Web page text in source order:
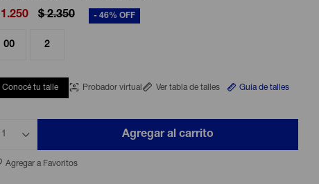
1.250 $ 2.350 46
00 2
Conocé tu talle Probador virtual Ver tabla de talles Guía de talles
1 Agregar al carrito